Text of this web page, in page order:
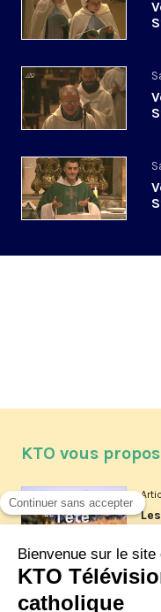
KTO vous